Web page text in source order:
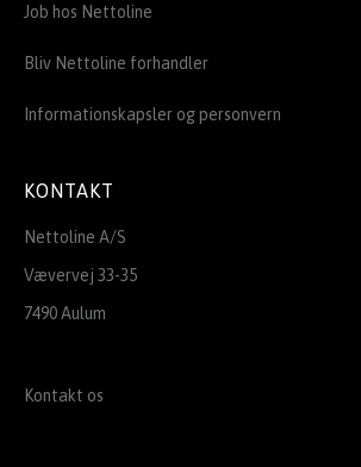
Job hos Nettoline
Bliv Nettoline forhandler
Informationskapsler og personvern
KONTAKT
Nettoline A/S
Vævervej 33-35
7490 Aulum
Kontakt os